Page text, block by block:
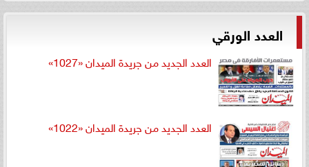
العدد الورقي
العدد الجديد من جريدة الميدان «1027»
العدد الجديد من جريدة الميدان «1022»